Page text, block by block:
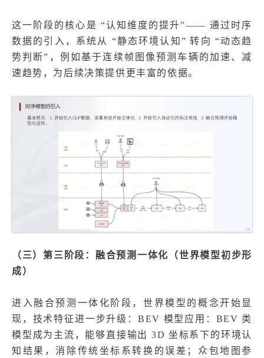
这一阶段的核心是 “认知维度的提升”—— 通过时序
数据的引入，系统从 “静态环境认知” 转向 “动态趋
势判断”，例如基于连续帧图像预测车辆的加速、减
速趋势，为后续决策提供更丰富的依据。
（三）第三阶段：融合预测一体化（世界模型初步形
成）
进入融合预测一体化阶段，世界模型的概念开始显
现，技术特征进一步升级：BEV 模型应用：BEV 类
模型成为主流，能够直接输出 3D 坐标系下的环境认
知结果，消除传统坐标系转换的误差；众包地图参